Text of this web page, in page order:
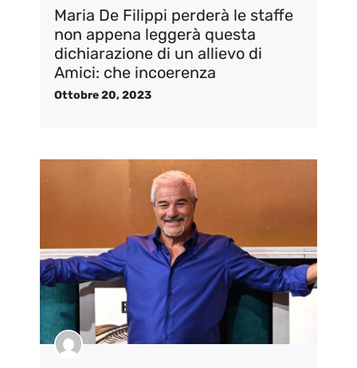
Maria De Filippi perderà le staffe
non appena leggerà questa
dichiarazione di un allievo di
Amici: che incoerenza
Ottobre 20, 2023